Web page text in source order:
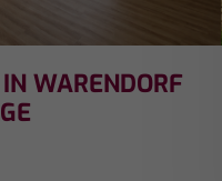
WARENDORF